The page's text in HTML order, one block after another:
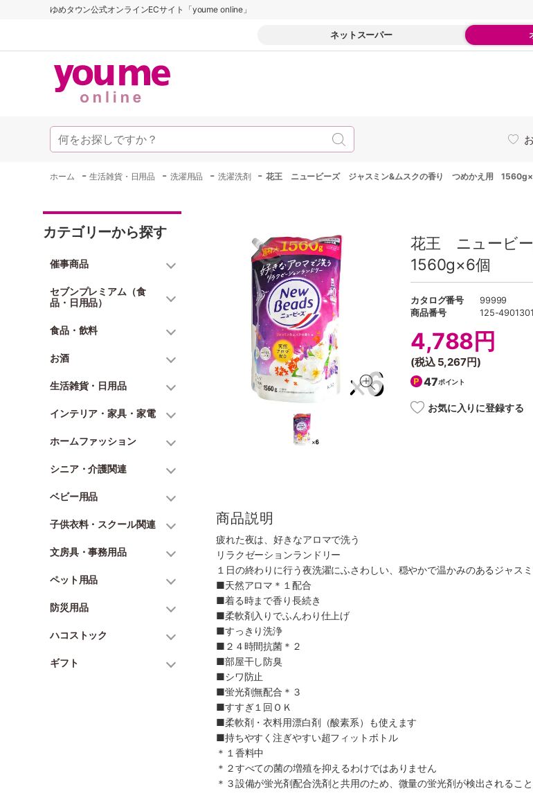
ゆめタウン公式オンラインECサイト「youme online」
ネットスーパー
ホーム -生活雑貨・日用品 - 洗濯用品 - 洗濯洗剤 -花王 ニュービーズ ジャスミン&ムスクの香り つめかえ用
カテゴリーから探す
催事商品
セブンプレミアム（食
品・日用品）
食品・飲料
お酒
生活雑貨・日用品
インテリア・家具・家電
ホームファッション
シニア・介護関連
ベビー用品
子供衣料・スクール関連
文房具・事務用品
ペット用品
防災用品
ハコストック
ギフト
花王 ニュービ
1560g×6個
カタログ番号
99999
商品番号
125-
4,788円
(税込 5,267円)
47ポイント
お気に入りに登録する
商品説明
疲れた夜は、好きなアロマで洗う
リラクゼーションランドリー
１日の終わりに行う夜洗濯にふさわしい、穏やかで温かみのあるジャスミ
■天然アロマ＊１配合
■着る時まで香り長続き
■柔軟剤入りでふんわり仕上げ
■すっきり洗浄
■２４時間抗菌＊２
■部屋干し防臭
■シワ防止
■蛍光剤無配合＊３
■すすぎ１回ＯＫ
■柔軟剤・衣料用漂白剤（酸素系）も使えます
■持ちやすく注ぎやすい超フィットボトル
＊１香料中
＊２すべての菌の増殖を抑えるわけではありません
＊３設備が蛍光剤配合洗剤と共用のため、微量の蛍光剤が検出されるこ